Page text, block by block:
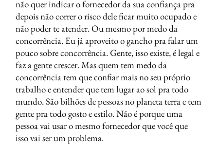
não quer indicar o fornecedor da sua confiança pra
depois não correr o risco dele ficar muito ocupado e
não poder te atender. Ou mesmo por medo da
concorrência. Eu já aproveito o gancho pra falar um
pouco sobre concorrência. Gente, isso existe, é legal e
faz a gente crescer. Mas quem tem medo da
concorrência tem que confiar mais no seu próprio
trabalho e entender que tem lugar ao sol pra todo
mundo. São bilhões de pessoas no planeta terra e tem
gente pra todo gosto e estilo. Não é porque uma
pessoa vai usar o mesmo fornecedor que você que
isso vai ser um problema.